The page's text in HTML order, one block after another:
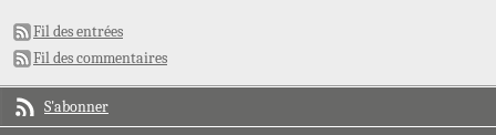
Fil des entrées
Fil des commentaires
S'abonner